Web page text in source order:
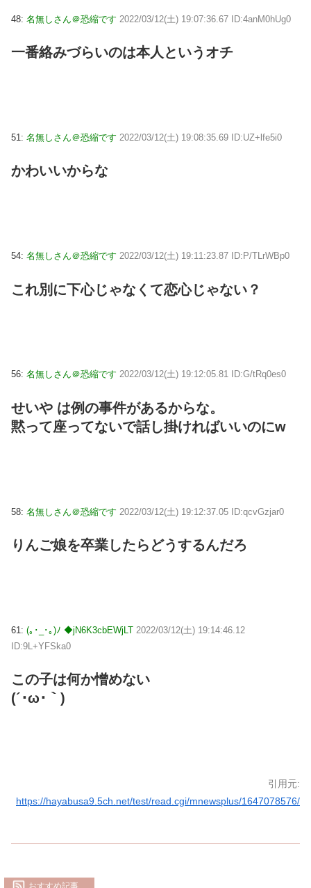
48: 名無しさん＠恐縮です 2022/03/12(土) 19:07:36.67 ID:4anM0hUg0
一番絡みづらいのは本人というオチ
51: 名無しさん＠恐縮です 2022/03/12(土) 19:08:35.69 ID:UZ+lfe5i0
かわいいからな
54: 名無しさん＠恐縮です 2022/03/12(土) 19:11:23.87 ID:P/TLrWBp0
これ別に下心じゃなくて恋心じゃない？
56: 名無しさん＠恐縮です 2022/03/12(土) 19:12:05.81 ID:G/tRq0es0
せいや は例の事件があるからな。
黙って座ってないで話し掛ければいいのにw
58: 名無しさん＠恐縮です 2022/03/12(土) 19:12:37.05 ID:qcvGzjar0
りんご娘を卒業したらどうするんだろ
61: (｡･_･｡)ﾉ ◆jN6K3cbEWjLT 2022/03/12(土) 19:14:46.12
ID:9L+YFSka0
この子は何か憎めない
(´･ω･｀)
引用元:
https://hayabusa9.5ch.net/test/read.cgi/mnewsplus/1647078576/
おすすめ記事